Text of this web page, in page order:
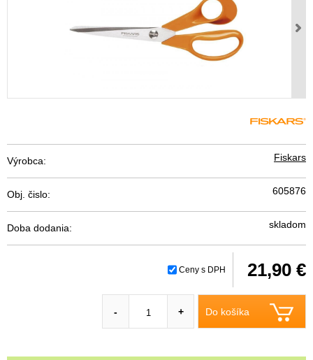
Výrobca: Fiskars
Obj. čislo: 605876
Doba dodania: skladom
Ceny s DPH 21,90 €
Do košíka
- +